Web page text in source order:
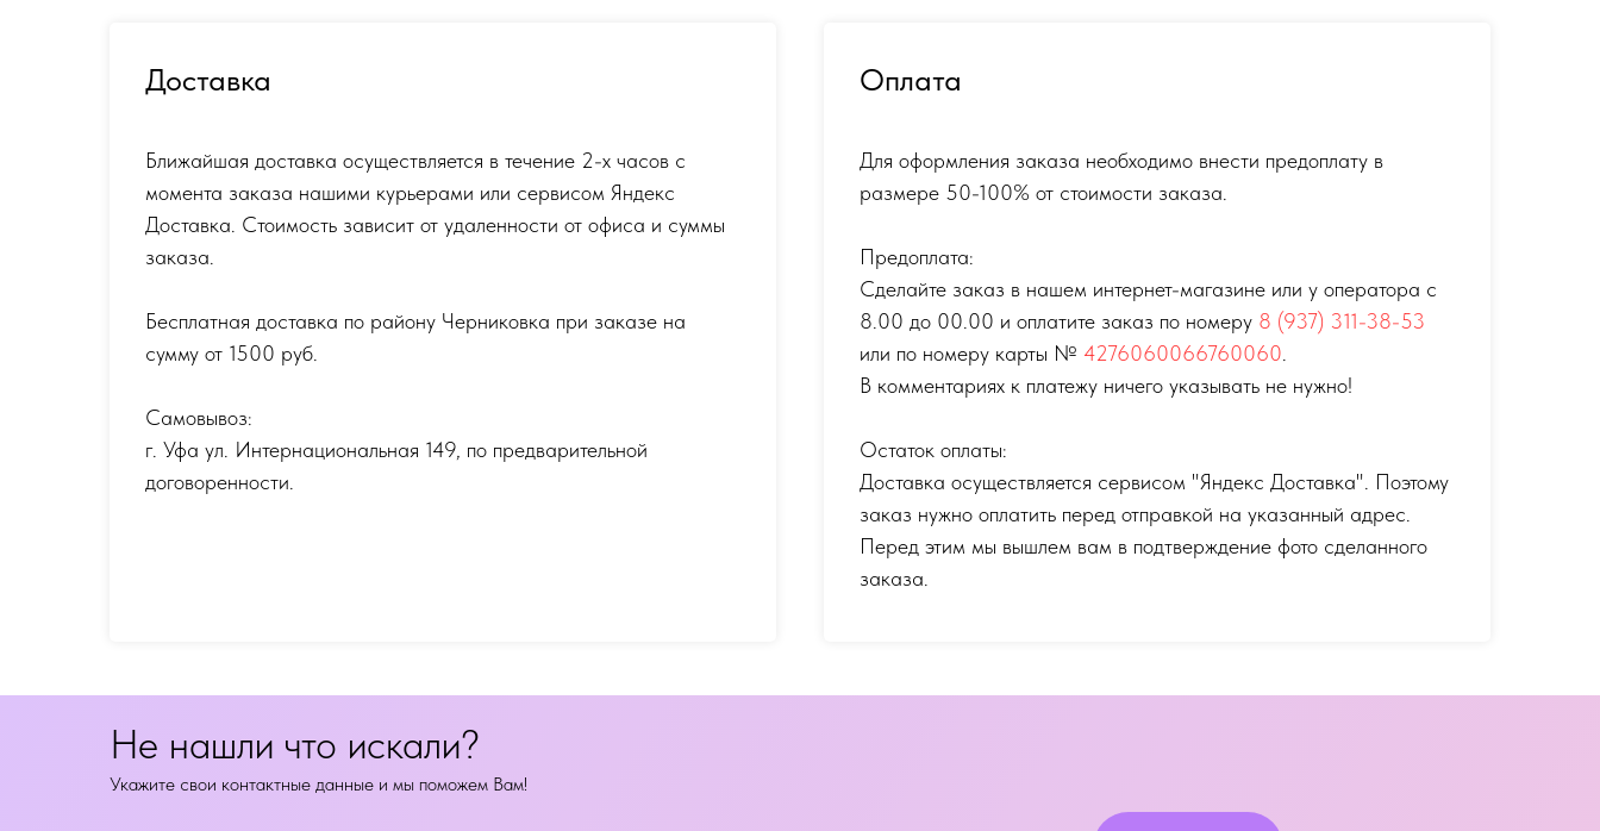
Доставка
Ближайшая доставка осуществляется в течение 2-х часов с
момента заказа нашими курьерами или сервисом Яндекс
Доставка. Стоимость зависит от удаленности от офиса и суммы
заказа.
Бесплатная доставка по району Черниковка при заказе на
сумму от 1500 руб.
Самовывоз:
г. Уфа ул. Интернациональная 149, по предварительной
договоренности.
Оплата
Для оформления заказа необходимо внести предоплату в
размере 50-100% от стоимости заказа.
Предоплата:
Сделайте заказ в нашем интернет-магазине или у оператора с
8.00 до 00.00 и оплатите заказ по номеру 8 (937) 311-38-53
или по номеру карты № 4276060066760060
В комментариях к платежу ничего указывать не нужно!
Остаток оплаты:
Доставка осуществляется сервисом "Яндекс Доставка". Поэтому
заказ нужно оплатить перед отправкой на указанный адрес.
Перед этим мы вышлем вам в подтверждение фото сделанного
заказа.
Не нашли что искали?
Укажите свои контактные данные и мы поможем Вам!